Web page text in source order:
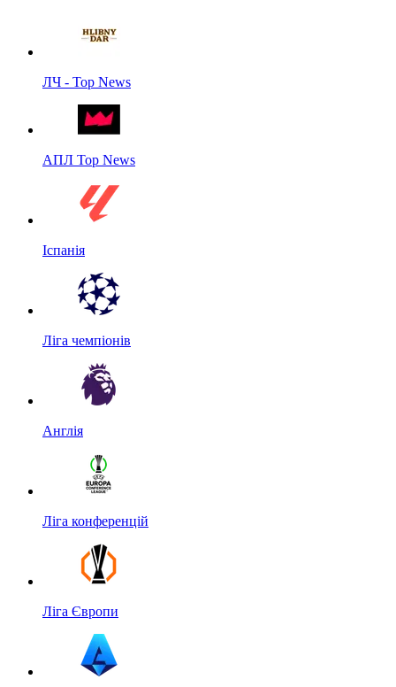
ЛЧ - Top News
АПЛ Top News
Іспанія
Ліга чемпіонів
Англія
Ліга конференцій
Ліга Європи